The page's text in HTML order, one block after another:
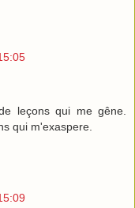
leçons qui me gêne.
qui m'exaspere.